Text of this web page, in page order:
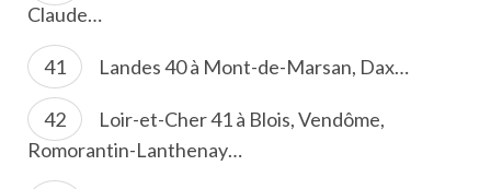
Claude…
Landes 40 à Mont-de-Marsan, Dax…
Loir-et-Cher 41 à Blois, Vendôme,
Romorantin-Lanthenay…